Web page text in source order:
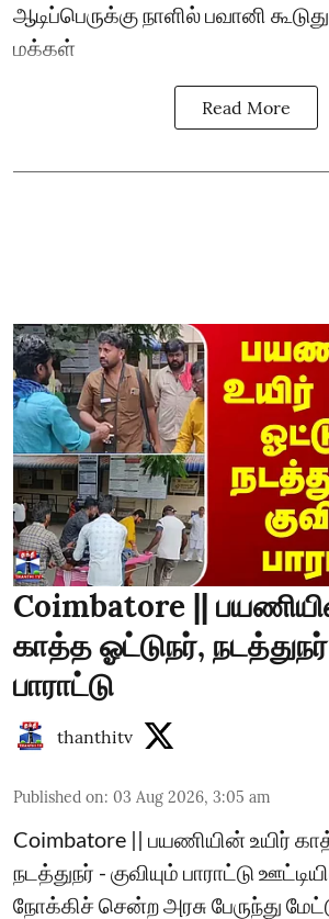
ஆடிப்பெருக்கு நாளில் பவானி
மக்கள்
Read More
Coimbatore ||
காத்த ஓட்டுநர், நடத்துநர்
பாராட்டு
thanthitv
Published on: 03 Aug 2026, 3:05 am
Coimbatore || பயணியின் உயிர்
நடத்துநர் - குவியும் பாராட்டு
நோக்கிச் சென்ற அரசு பேருந்து